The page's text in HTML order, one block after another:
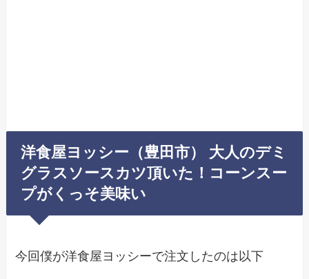
洋食屋ヨッシー（豊田市） 大人のデミ
グラスソースカツ頂いた！コーンスー
プがくっそ美味い
今回僕が洋食屋ヨッシーで注文したのは以下